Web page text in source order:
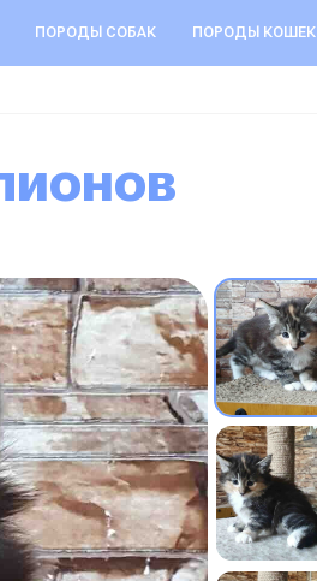
ПОРОДЫ СОБАК ПОРОДЫ КОШЕК